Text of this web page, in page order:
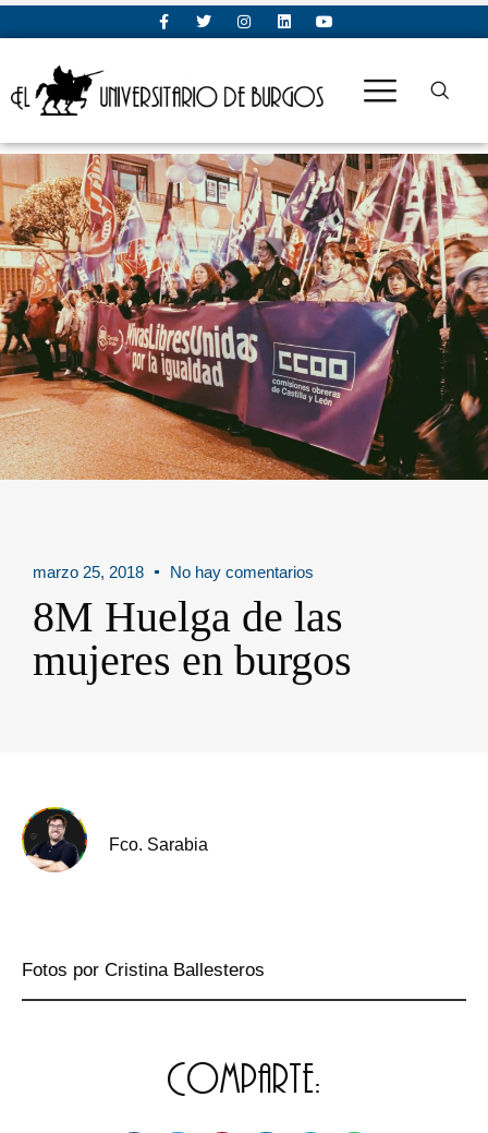
marzo 25, 2018 No hay comentarios
8M Huelga de las
mujeres en burgos
Fco. Sarabia
Fotos por Cristina Ballesteros
Comparte: